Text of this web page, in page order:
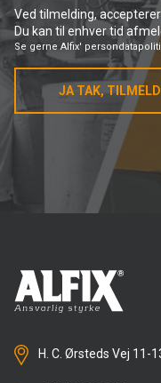
Ved tilmelding,
Du kan til enhver tid
Se gerneAlfix'
JA TAK,
H. C. Ørsteds Vej 11-